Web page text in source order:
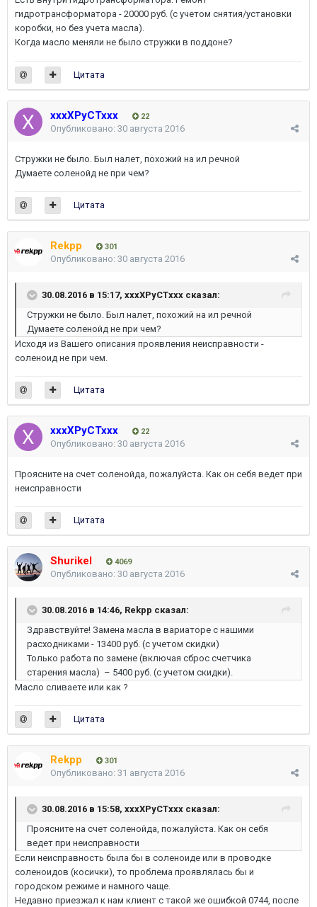
гидротрансформатора - 20000 руб. (с учетом снятия/установки
коробки, но без учета масла).
Когда масло меняли не было стружки в поддоне?
Цитата
xxxXPyCTxxx 22
Опубликовано: 30 августа 2016
Стружки не было. Был налет, похожий на ил речной
Думаете соленойд не при чем?
Цитата
Rekpp 301
Опубликовано: 30 августа 2016
30.08.2016 в 15:17, xxxXPyCTxxx сказал:
Стружки не было. Был налет, похожий на ил речной
Думаете соленойд не при чем?
Исходя из Вашего описания проявления неисправности -
соленоид не при чем.
Цитата
xxxXPyCTxxx 22
Опубликовано: 30 августа 2016
Проясните на счет соленойда, пожалуйста. Как он себя ведет при
неисправности
Цитата
Shurikel 4069
Опубликовано: 30 августа 2016
30.08.2016 в 14:46, Rekpp сказал:
Здравствуйте! Замена масла в вариаторе с нашими
расходниками - 13400 руб. (с учетом скидки)
Только работа по замене (включая сброс счетчика
старения масла) – 5400 руб. (с учетом скидки).
Масло сливаете или как ?
Цитата
Rekpp 301
Опубликовано: 31 августа 2016
30.08.2016 в 15:58, xxxXPyCTxxx сказал:
Проясните на счет соленойда, пожалуйста. Как он себя
ведет при неисправности
Если неисправность была бы в соленоиде или в проводке
соленоидов (косички), то проблема проявлялась бы и
городском режиме и намного чаще.
Недавно приезжал к нам клиент с такой же ошибкой 0744, после